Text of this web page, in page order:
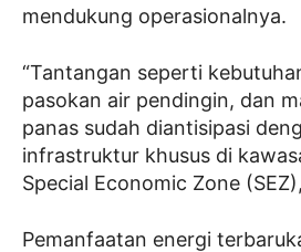
mendukung operasionalnya.
“Tantangan seperti
pasokan air pendingin, dan
panas sudah diantisipasi
infrastruktur khusus di
Special Economic Zone
Pemanfaatan energi